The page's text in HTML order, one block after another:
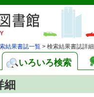
結果書誌一覧 > 検索結果書誌詳細
いろいろ検索
細